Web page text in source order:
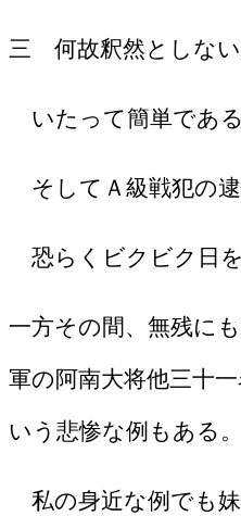
三 何故釈然としな
いたって簡単であ
そしてＡ級戦犯の
恐らくビクビク日
一方その間、無残に
軍の阿南大将他三十
いう悲惨な例もある。
私の身近な例でも